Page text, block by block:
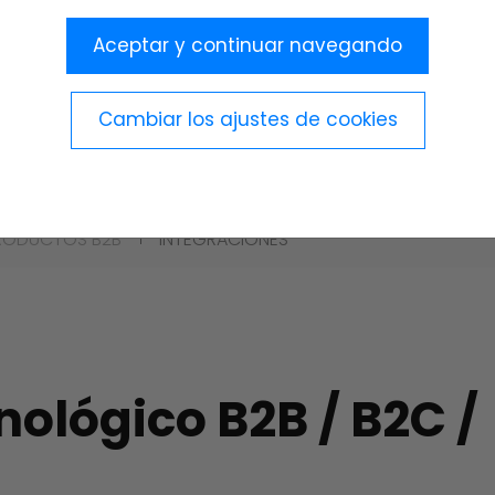
tecnológica con
de datos.
B2B INTEGRACIONES
B2B / B2C /
Aceptar y continuar navegando
Cambiar los ajustes de cookies